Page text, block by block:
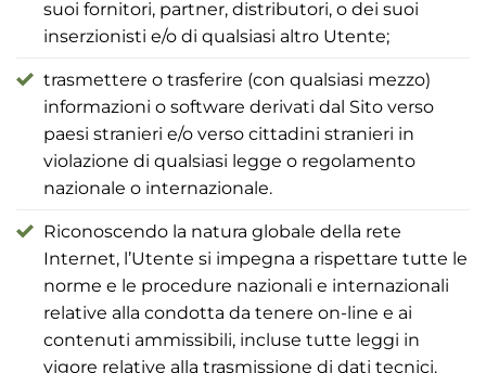
suoi fornitori, partner, distributori, o dei suoi
inserzionisti e/o di qualsiasi altro Utente;
trasmettere o trasferire (con qualsiasi mezzo)
informazioni o software derivati dal Sito verso
paesi stranieri e/o verso cittadini stranieri in
violazione di qualsiasi legge o regolamento
nazionale o internazionale.
Riconoscendo la natura globale della rete
Internet, l’Utente si impegna a rispettare tutte le
norme e le procedure nazionali e internazionali
relative alla condotta da tenere on-line e ai
contenuti ammissibili, incluse tutte leggi in
vigore relative alla trasmissione di dati tecnici.